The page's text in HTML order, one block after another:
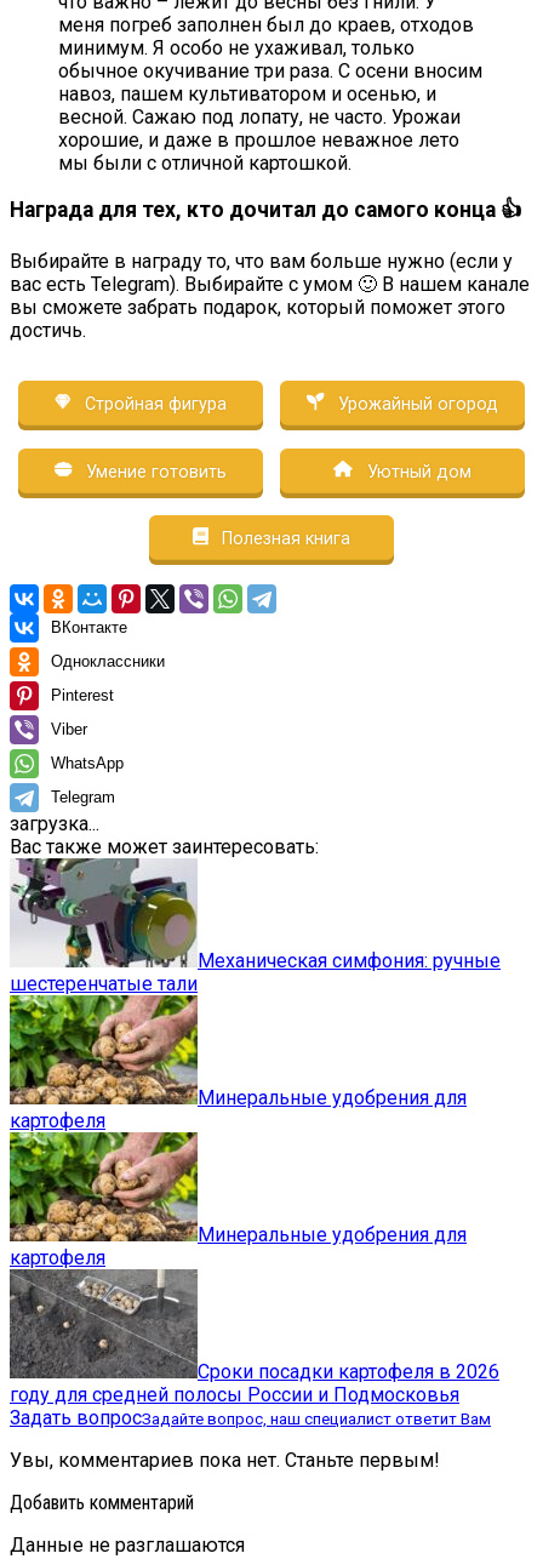
меня погреб заполнен был до краев, отходов
минимум. Я особо не ухаживал, только
обычное окучивание три раза. С осени вносим
навоз, пашем культиватором и осенью, и
весной. Сажаю под лопату, не часто. Урожаи
хорошие, и даже в прошлое неважное лето
мы были с отличной картошкой.
Награда для тех, кто дочитал до самого конца 👍
Выбирайте в награду то, что вам больше нужно (если у
вас есть Telegram). Выбирайте с умом 🙂 В нашем канале
вы сможете забрать подарок, который поможет этого
достичь.
Стройная фигура Урожайный огород
Умение готовить Уютный дом
Полезная книга
ВКонтакте
Одноклассники
Pinterest
Viber
WhatsApp
Telegram
загрузка...
Вас также может заинтересовать:
Механическая симфония: ручные
шестеренчатые тали
Минеральные удобрения для
картофеля
Минеральные удобрения для
картофеля
Сроки посадки картофеля в 2026
году для средней полосы России и Подмосковья
Задать вопросЗадайте вопрос, наш специалист ответит Вам
Увы, комментариев пока нет. Станьте первым!
Добавить комментарий
Данные не разглашаются